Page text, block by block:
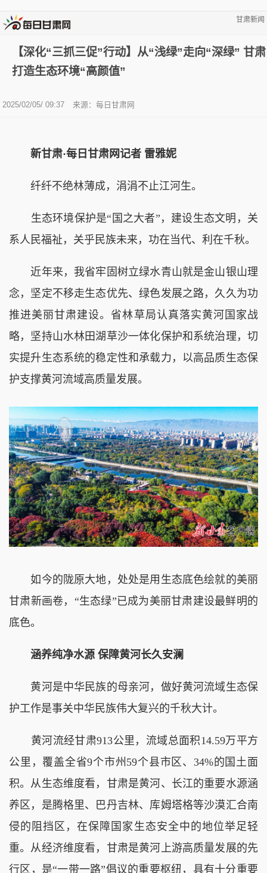
甘肃新闻
【深化“三抓三促”行动】从“浅绿”走向“深绿” 甘肃
打造生态环境“高颜值”
2025/02/05/ 09:37 来源： 每日甘肃网
新甘肃·每日甘肃网记者 雷雅妮
纤纤不绝林薄成，涓涓不止江河生。
生态环境保护是“国之大者”，建设生态文明，关
系人民福祉，关乎民族未来，功在当代、利在千秋。
近年来，我省牢固树立绿水青山就是金山银山理
念，坚定不移走生态优先、绿色发展之路，久久为功
推进美丽甘肃建设。省林草局认真落实黄河国家战
略，坚持山水林田湖草沙一体化保护和系统治理，切
实提升生态系统的稳定性和承载力，以高品质生态保
护支撑黄河流域高质量发展。
如今的陇原大地，处处是用生态底色绘就的美丽
甘肃新画卷，“生态绿”已成为美丽甘肃建设最鲜明的
底色。
涵养纯净水源 保障黄河长久安澜
黄河是中华民族的母亲河，做好黄河流域生态保
护工作是事关中华民族伟大复兴的千秋大计。
黄河流经甘肃913公里，流域总面积14.59万平方
公里，覆盖全省9个市州59个县市区、34%的国土面
积。从生态维度看，甘肃是黄河、长江的重要水源涵
养区，是腾格里、巴丹吉林、库姆塔格等沙漠汇合南
侵的阻挡区，在保障国家生态安全中的地位举足轻
重。从经济维度看，甘肃是黄河上游高质量发展的先
行区，是“一带一路”倡议的重要枢纽，具有十分重要